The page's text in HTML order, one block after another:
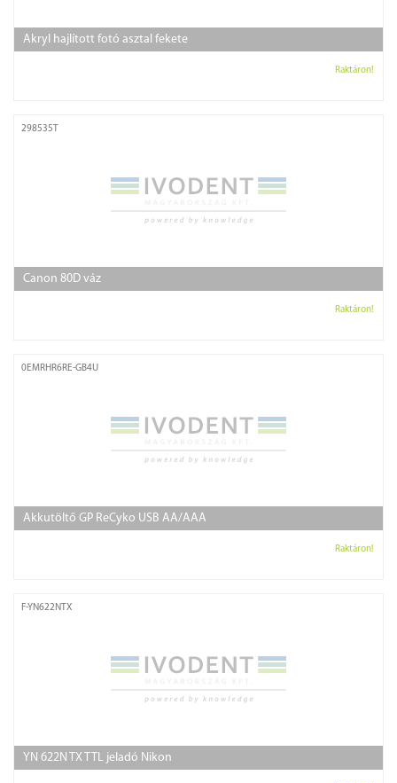
Akryl hajlított fotó asztal fekete
Raktáron!
298535T
Canon 80D váz
Raktáron!
0EMRHR6RE-GB4U
Akkutöltő GP ReCyko USB AA/AAA
Raktáron!
F-YN622NTX
YN 622N TX TTL jeladó Nikon